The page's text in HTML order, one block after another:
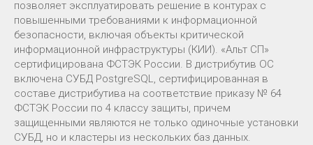
позволяет эксплуатировать решение в контурах с
повышенными требованиями к информационной
безопасности, включая объекты критической
информационной инфраструктуры (КИИ). «Альт СП»
сертифицирована ФСТЭК России. В дистрибутив ОС
включена СУБД PostgreSQL, сертифицированная в
составе дистрибутива на соответствие приказу № 64
ФСТЭК России по 4 классу защиты, причем
защищенными являются не только одиночные установки
СУБД, но и кластеры из нескольких баз данных.